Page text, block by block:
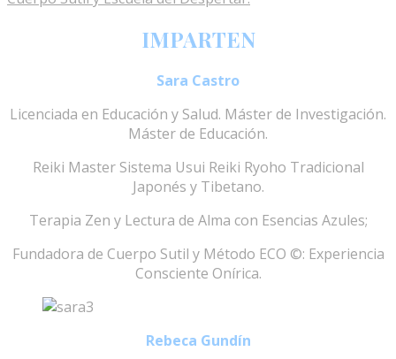
IMPARTEN
Sara Castro
Licenciada en Educación y Salud. Máster de Investigación.
Máster de Educación.
Reiki Master Sistema Usui Reiki Ryoho Tradicional
Japonés y Tibetano.
Terapia Zen y Lectura de Alma con Esencias Azules;
Fundadora de Cuerpo Sutil y Método ECO ©: Experiencia
Consciente Onírica.
Rebeca Gundín